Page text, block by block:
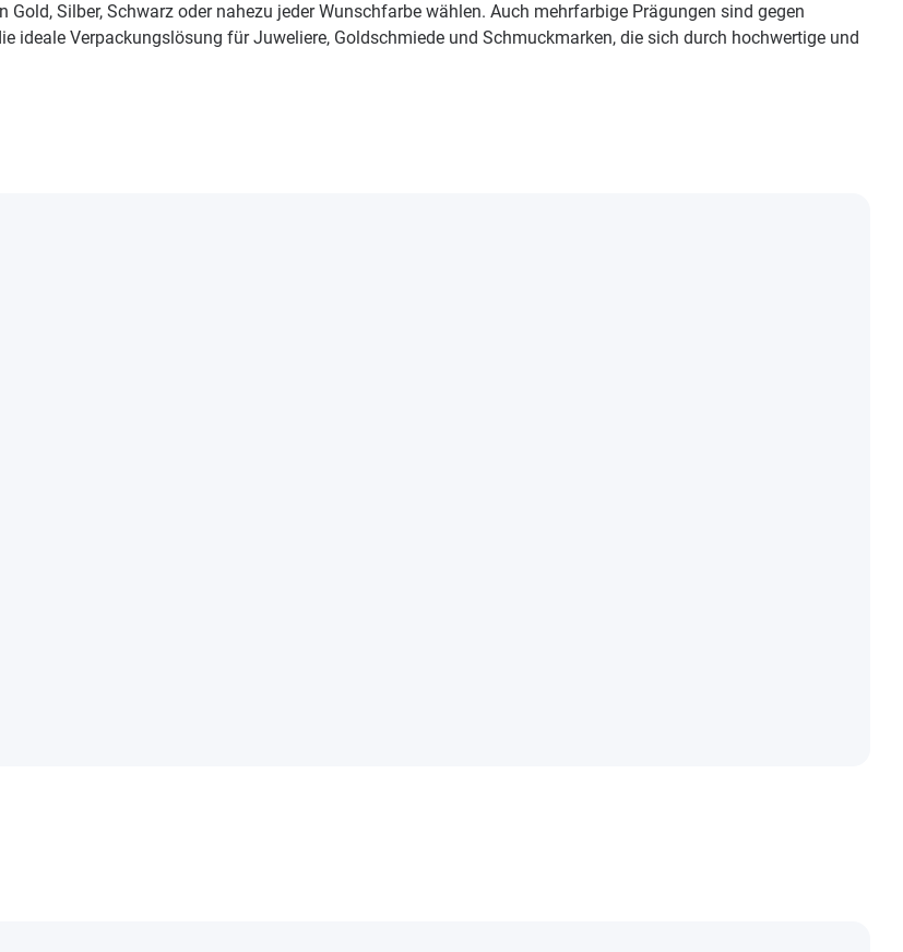
Silber, Schwarz oder nahezu jeder Wunschfarbe wählen. Auch mehrfarbige Prägungen sind gegen
ideale Verpackungslösung für Juweliere, Goldschmiede und Schmuckmarken, die sich durch hochwertige und